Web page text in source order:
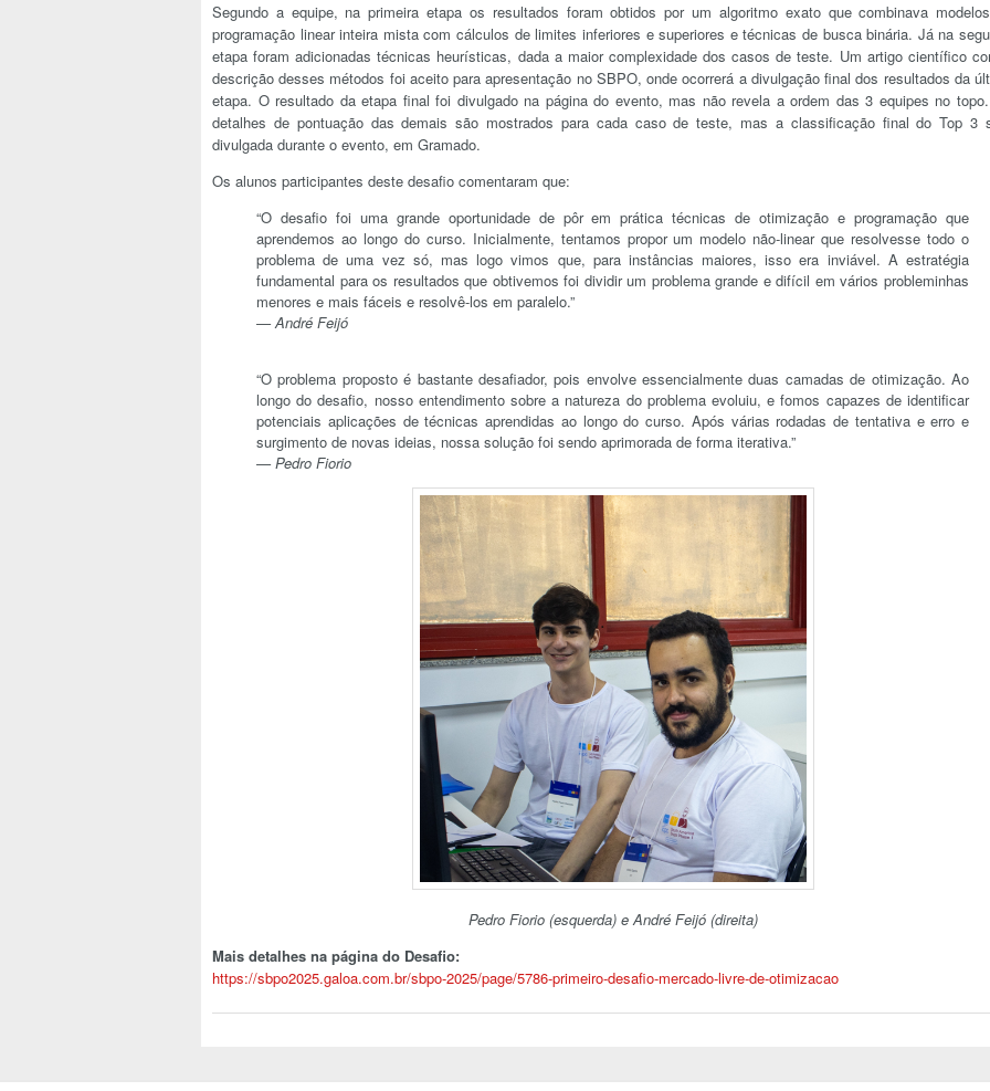
Segundo a equipe, na primeira etapa os resultados foram obtidos por um algoritmo exato que combinava
programação linear inteira mista com cálculos de limites inferiores e superiores e técnicas de busca binária. Já na
etapa foram adicionadas técnicas heurísticas, dada a maior complexidade dos casos de teste. Um artigo científico
descrição desses métodos foi aceito para apresentação no SBPO, onde ocorrerá a divulgação final dos resultados da
etapa. O resultado da etapa final foi divulgado na página do evento, mas não revela a ordem das 3 equipes no
detalhes de pontuação das demais são mostrados para cada caso de teste, mas a classificação final do Top 3
divulgada durante o evento, em Gramado.
Os alunos participantes deste desafio comentaram que:
“O desafio foi uma grande oportunidade de pôr em prática técnicas de otimização e programação que
aprendemos ao longo do curso. Inicialmente, tentamos propor um modelo não-linear que resolvesse todo o
problema de uma vez só, mas logo vimos que, para instâncias maiores, isso era inviável. A estratégia
fundamental para os resultados que obtivemos foi dividir um problema grande e difícil em vários probleminhas
menores e mais fáceis e resolvê-los em paralelo.”
— André Feijó
“O problema proposto é bastante desafiador, pois envolve essencialmente duas camadas de otimização. Ao
longo do desafio, nosso entendimento sobre a natureza do problema evoluiu, e fomos capazes de identificar
potenciais aplicações de técnicas aprendidas ao longo do curso. Após várias rodadas de tentativa e erro e
surgimento de novas ideias, nossa solução foi sendo aprimorada de forma iterativa.”
— Pedro Fiorio
Pedro Fiorio (esquerda) e André Feijó (direita)
Mais detalhes na página do Desafio:
https://sbpo2025.galoa.com.br/sbpo-2025/page/5786-primeiro-desafio-mercado-livre-de-otimizacao